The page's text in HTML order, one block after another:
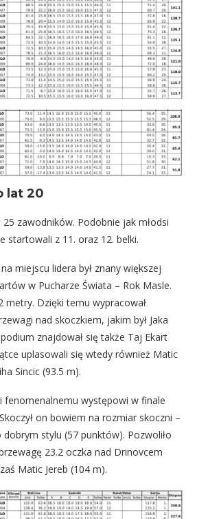
lat 20
zawodników. Podobnie jak młodsi
startowali z 11. oraz 12. belki.
miejscu lidera był znany większej
w Pucharze Świata – Rok Masle.
metry. Dzięki temu wypracował
nad skoczkiem, jakim był Jaka
znajdował się także Taj Ekart
uplasowali się wtedy również Matic
Sincic (93.5 m).
fenomenalnemu występowi w finale
on bowiem na rozmiar skoczni –
stylu (57 punktów). Pozwoliło
23.2 oczka nad Drinovcem
Matic Jereb (104 m).